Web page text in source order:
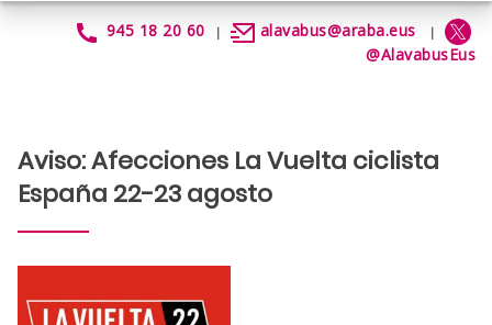
Aviso: Afecciones La Vuelta
945 18 20 60 | alavabus@araba.eus |
@AlavabusEus
Aviso: Afecciones La Vuelta ciclista
España 22-23 agosto